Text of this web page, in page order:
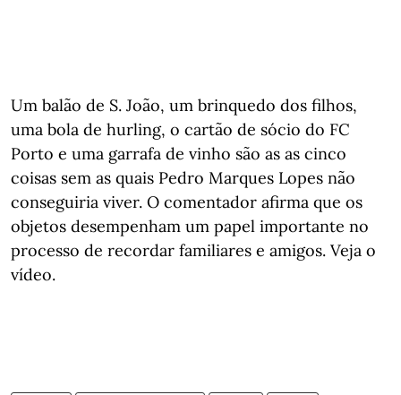
Um balão de S. João, um brinquedo dos filhos,
uma bola de hurling, o cartão de sócio do FC
Porto e uma garrafa de vinho são as as cinco
coisas sem as quais Pedro Marques Lopes não
conseguiria viver. O comentador afirma que os
objetos desempenham um papel importante no
processo de recordar familiares e amigos. Veja o
vídeo.